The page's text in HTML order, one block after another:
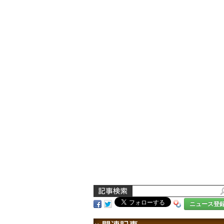
ニュース登